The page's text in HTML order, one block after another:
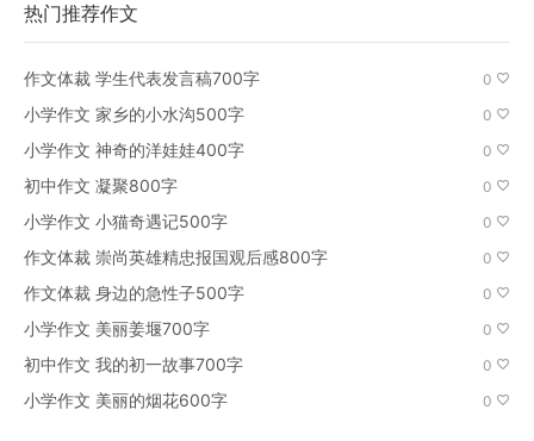
热门推荐作文
作文体裁 学生代表发言稿700字 0
小学作文 家乡的小水沟500字 0
小学作文 神奇的洋娃娃400字 0
初中作文 凝聚800字 0
小学作文 小猫奇遇记500字 0
作文体裁 崇尚英雄精忠报国观后感800字 0
作文体裁 身边的急性子500字 0
小学作文 美丽姜堰700字 0
初中作文 我的初一故事700字 0
小学作文 美丽的烟花600字 0